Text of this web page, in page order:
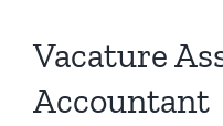
Vacature
Accountant